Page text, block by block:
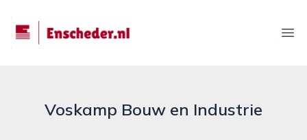
enscheder.nl
Voskamp Bouw en Industrie